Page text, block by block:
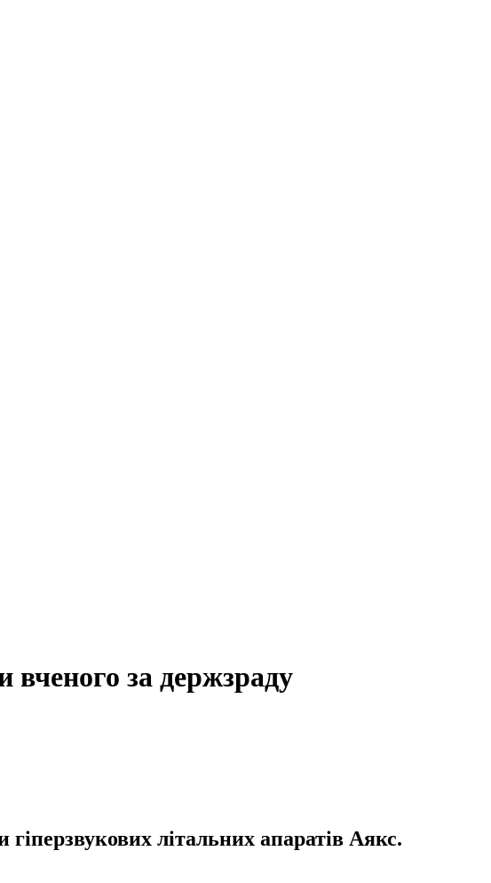
вченого за держзраду
літальних апаратів Аякс.